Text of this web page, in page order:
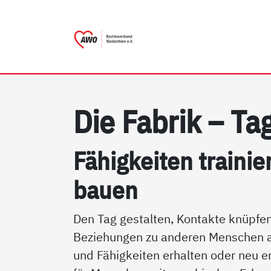
Die Fa­brik –
Fähig­kei­ten
bau­en
Den Tag gestalten, Kontakte
Beziehungen zu anderen Menschen
und Fähigkeiten erhalten oder neu